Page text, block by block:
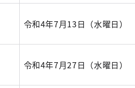
令和4年7月13日（水曜日）
令和4年7月27日（水曜日）